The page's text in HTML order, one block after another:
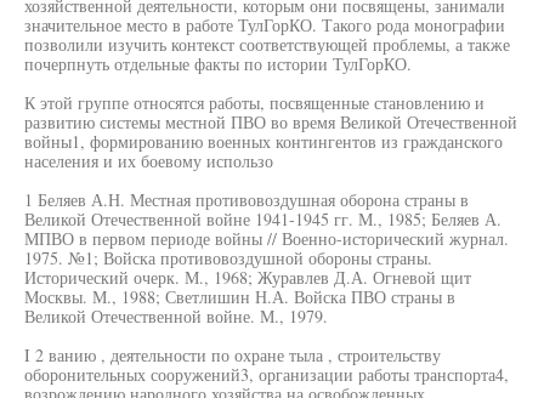
хозяйственной деятельности, которым они посвящены, занимали
значительное место в работе ТулГорКО. Такого рода монографии
позволили изучить контекст соответствующей проблемы, а также
почерпнуть отдельные факты по истории ТулГорКО.
К этой группе относятся работы, посвященные становлению и
развитию системы местной ПВО во время Великой Отечественной
войны1, формированию военных контингентов из гражданского
населения и их боевому использо
1 Беляев А.Н. Местная противовоздушная оборона страны в
Великой Отечественной войне 1941-1945 гг. М., 1985; Беляев А.
МПВО в первом периоде войны // Военно-исторический журнал.
1975. №1; Войска противовоздушной обороны страны.
Исторический очерк. М., 1968; Журавлев Д.А. Огневой щит
Москвы. М., 1988; Светлишин Н.А. Войска ПВО страны в
Великой Отечественной войне. М., 1979.
I 2 ванию , деятельности по охране тыла , строительству
оборонительных сооружений3, организации работы транспорта4,